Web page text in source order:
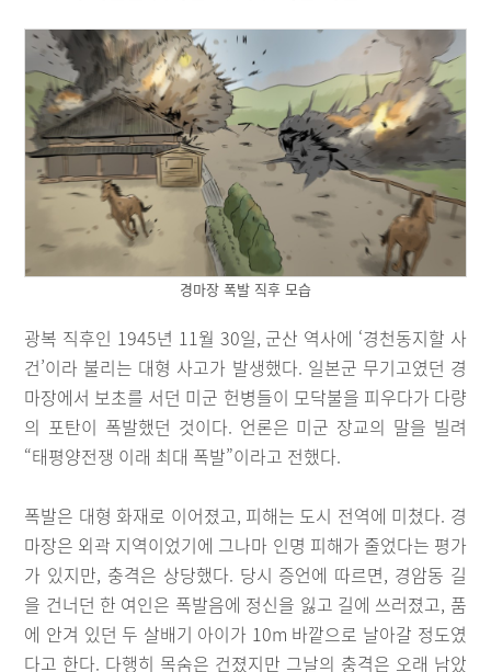
경마장 폭발 직후 모습
광복 직후인 1945년 11월 30일, 군산 역사에 ‘경천동지할 사
건’이라 불리는 대형 사고가 발생했다. 일본군 무기고였던 경
마장에서 보초를 서던 미군 헌병들이 모닥불을 피우다가 다량
의 포탄이 폭발했던 것이다. 언론은 미군 장교의 말을 빌려
“태평양전쟁 이래 최대 폭발”이라고 전했다.
폭발은 대형 화재로 이어졌고, 피해는 도시 전역에 미쳤다. 경
마장은 외곽 지역이었기에 그나마 인명 피해가 줄었다는 평가
가 있지만, 충격은 상당했다. 당시 증언에 따르면, 경암동 길
을 건너던 한 여인은 폭발음에 정신을 잃고 길에 쓰러졌고, 품
에 안겨 있던 두 살배기 아이가 10m 바깥으로 날아갈 정도였
다고 한다. 다행히 목숨은 건졌지만 그날의 충격은 오래 남았